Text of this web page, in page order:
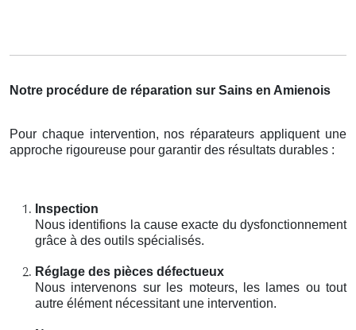
Notre procédure de réparation sur Sains en Amienois
Pour chaque intervention, nos réparateurs appliquent une
approche rigoureuse pour garantir des résultats durables :
Inspection
Nous identifions la cause exacte du dysfonctionnement
grâce à des outils spécialisés.
Réglage des pièces défectueux
Nous intervenons sur les moteurs, les lames ou tout
autre élément nécessitant une intervention.